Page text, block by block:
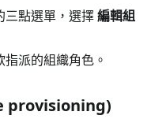
三點選單，選擇編輯組
派的組織角色。
provisioning)